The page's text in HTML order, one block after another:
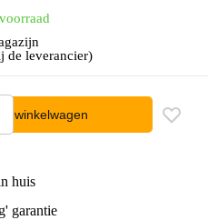
de leverancier)
In winkelwagen
huis
garantie